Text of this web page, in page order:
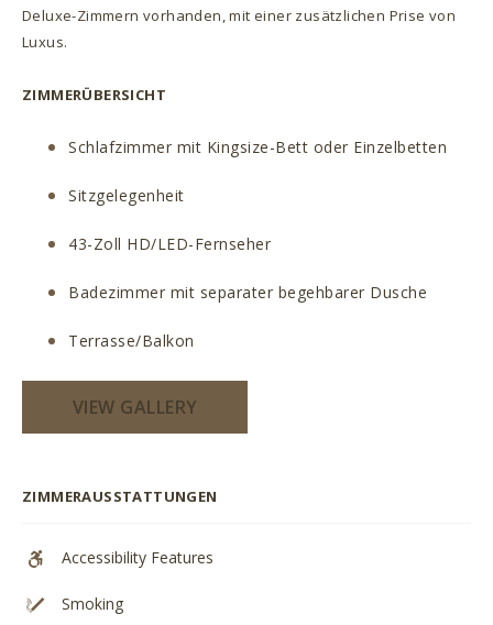
Deluxe-Zimmern vorhanden, mit einer zusätzlichen Prise von
Luxus.
ZIMMERÜBERSICHT
Schlafzimmer mit Kingsize-Bett oder Einzelbetten
Sitzgelegenheit
43-Zoll HD/LED-Fernseher
Badezimmer mit separater begehbarer Dusche
Terrasse/Balkon
VIEW GALLERY
ZIMMERAUSSTATTUNGEN
Accessibility Features
Smoking